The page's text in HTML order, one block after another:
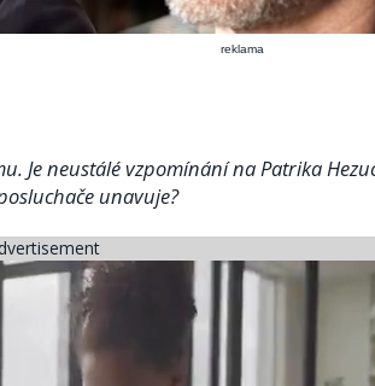
reklama
Je neustálé vzpomínání na Patrika
unavuje?